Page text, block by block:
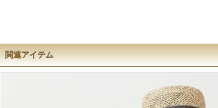
関連アイテム